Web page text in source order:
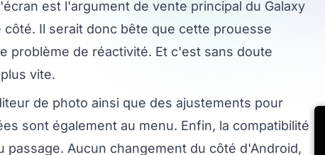
est l'argument de vente principal du Galaxy
Il serait donc bête que cette prouesse
problème de réactivité. Et c'est sans doute
vite.
de photo ainsi que des ajustements pour
sont également au menu. Enfin, la compatibilité
passage. Aucun changement du côté d'Android,